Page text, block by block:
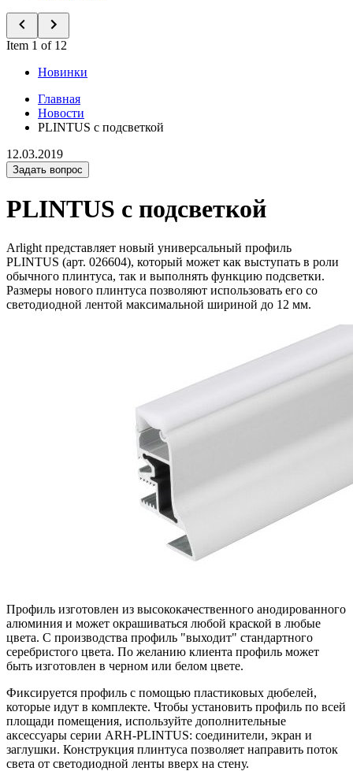
Item 1 of 12
Новинки
Главная
Новости
PLINTUS с подсветкой
12.03.2019
Задать вопрос
PLINTUS с подсветкой
Arlight представляет новый универсальный профиль
PLINTUS (арт. 026604), который может как выступать в роли
обычного плинтуса, так и выполнять функцию подсветки.
Размеры нового плинтуса позволяют использовать его со
светодиодной лентой максимальной шириной до 12 мм.
Профиль изготовлен из высококачественного анодированного
алюминия и может окрашиваться любой краской в любые
цвета. С производства профиль "выходит" стандартного
серебристого цвета. По желанию клиента профиль может
быть изготовлен в черном или белом цвете.
Фиксируется профиль с помощью пластиковых дюбелей,
которые идут в комплекте. Чтобы установить профиль по всей
площади помещения, используйте дополнительные
аксессуары серии ARH-PLINTUS: соединители, экран и
заглушки. Конструкция плинтуса позволяет направить поток
света от светодиодной ленты вверх на стену.